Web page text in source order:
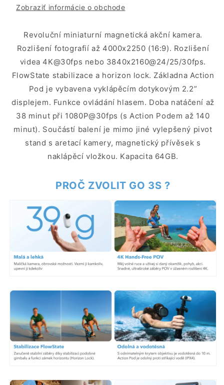
Zobraziť informácie o obchode
Revoluční miniaturní magnetická akční kamera.
Rozlišení fotografií až 4000x2250 (16:9). Rozlišení
videa 4K@30fps nebo 3840x2160@24/25/30fps.
FlowState stabilizace a horizon lock. Základna Action
Pod je vybavena vyklápěcím dotykovým 2.2”
displejem. Funkce ovládání hlasem. Doba natáčení až
38 minut při 1080P@30fps (s Action Podem až 140
minut). Součástí balení je mimo jiné vylepšený pivot
stand s aretací kamery, magnetický přívěsek s
naklápěcí vložkou. Kapacita 64GB.
PROČ ZVOLIT GO 3S ?